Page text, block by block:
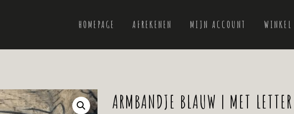
HOMEPAGE AFREKENEN MIJN ACCOUNT WINKEL
ARMBANDJE BLAUW | MET LETTER